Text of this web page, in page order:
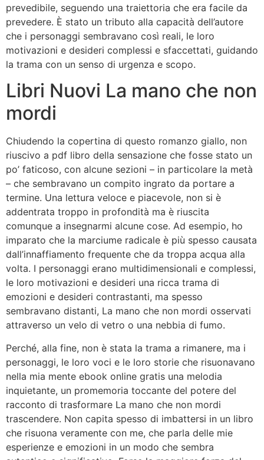
prevedibile, seguendo una traiettoria che era facile da
prevedere. È stato un tributo alla capacità dell’autore
che i personaggi sembravano così reali, le loro
motivazioni e desideri complessi e sfaccettati, guidando
la trama con un senso di urgenza e scopo.
Libri Nuovi La mano che non
mordi
Chiudendo la copertina di questo romanzo giallo, non
riuscivo a pdf libro della sensazione che fosse stato un
po’ faticoso, con alcune sezioni – in particolare la metà
– che sembravano un compito ingrato da portare a
termine. Una lettura veloce e piacevole, non si è
addentrata troppo in profondità ma è riuscita
comunque a insegnarmi alcune cose. Ad esempio, ho
imparato che la marciume radicale è più spesso causata
dall’innaffiamento frequente che da troppa acqua alla
volta. I personaggi erano multidimensionali e complessi,
le loro motivazioni e desideri una ricca trama di
emozioni e desideri contrastanti, ma spesso
sembravano distanti, La mano che non mordi osservati
attraverso un velo di vetro o una nebbia di fumo.
Perché, alla fine, non è stata la trama a rimanere, ma i
personaggi, le loro voci e le loro storie che risuonavano
nella mia mente ebook online gratis una melodia
inquietante, un promemoria toccante del potere del
racconto di trasformare La mano che non mordi
trascendere. Non capita spesso di imbattersi in un libro
che risuona veramente con me, che parla delle mie
esperienze e emozioni in un modo che sembra